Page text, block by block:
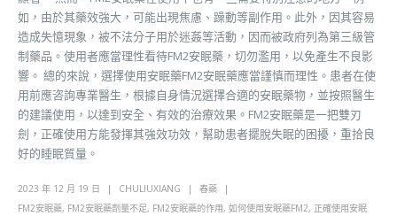
如，由於其藥效強大，可能出現焦慮、躁動等副作用。此外，因其容易
造成失憶現象，被不法分子用於迷姦等活動，因而被政府列為第三級管
制藥品。使用者應當理性看待FM2安眠藥，切勿濫用，以免產生不良影
響。 總的來說，選擇使用安眠藥FM2安眠藥應當謹慎而理性。患者在使
用前應咨詢專業醫生，根據自身情況選擇合適的安眠藥物，並按照醫生
的建議使用，以達到安全、有效的治療效果。FM2安眠藥是一把雙刃
劍，正確使用方能發揮其強效功效，幫助患者擺脫失眠的困擾，重拾良
好的睡眠質量。
2023 年 12 月 19 日 CHULIUXIANG
春藥
FM2安眠藥, FM2安眠藥劑量不足, FM2安眠藥的作用, 如何使用安眠藥FM2, 正確使用安眠